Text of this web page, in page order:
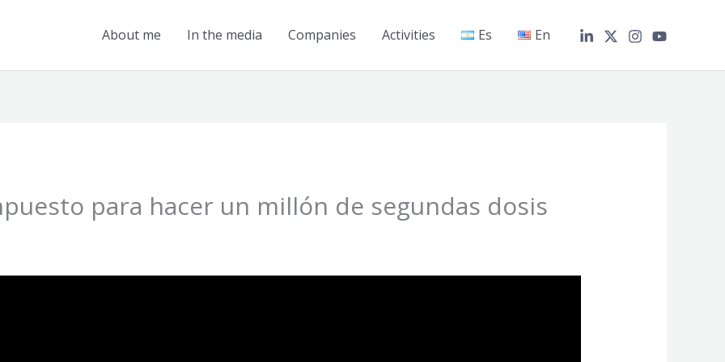
About me In the media Companies Activities Es En
para hacer un millón de segundas dosis